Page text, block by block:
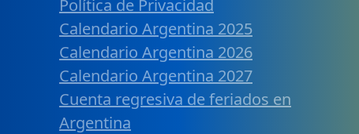
Política de Privacidad
Calendario Argentina 2025
Calendario Argentina 2026
Calendario Argentina 2027
Cuenta regresiva de feriados en
Argentina